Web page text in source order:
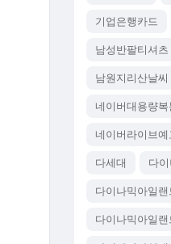
기업은행카드
남성반팔티셔츠
남원지리산날씨
네이버대용량복
네이버라이브예
다세대 다
다이나믹아일랜
다이나믹아일랜